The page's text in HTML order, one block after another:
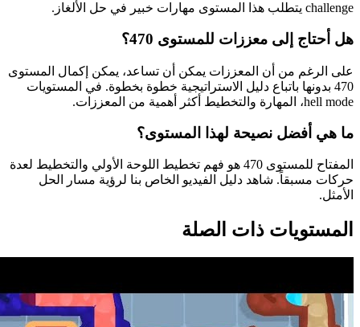
challenge يتطلب هذا المستوى مهارات خبير في حل الألغاز.
هل أحتاج إلى معززات للمستوى 470؟
على الرغم من أن المعززات يمكن أن تساعد، يمكن إكمال المستوى
470 بدونها باتباع دليل الاستراتيجية خطوة بخطوة. في المستويات
hell mode، المهارة والتخطيط أكثر أهمية من المعززات.
ما هي أفضل نصيحة لهذا المستوى؟
المفتاح للمستوى 470 هو فهم تخطيط اللوحة الأولي والتخطيط لعدة
حركات مسبقاً. شاهد دليل الفيديو الخاص بنا لرؤية مسار الحل
الأمثل.
المستويات ذات الصلة